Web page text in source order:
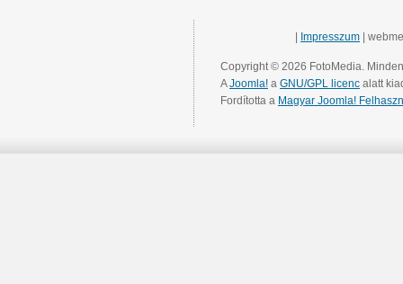
Impresszum |
Copyright © 2026 FotoMedia.
AJoomla! a GNU/GPL licenc alatt
Fordította a Magyar Joomla!